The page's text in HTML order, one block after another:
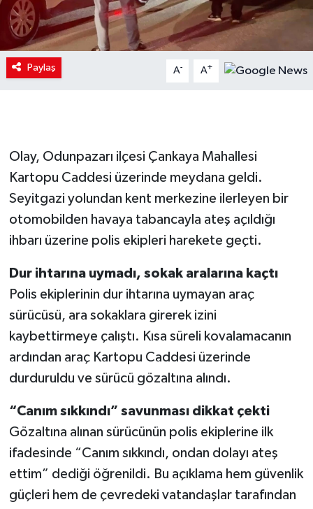
Paylaş A- A+
Olay, Odunpazarı ilçesi Çankaya Mahallesi
Kartopu Caddesi üzerinde meydana geldi.
Seyitgazi yolundan kent merkezine ilerleyen bir
otomobilden havaya tabancayla ateş açıldığı
ihbarı üzerine polis ekipleri harekete geçti.
Dur ihtarına uymadı, sokak aralarına kaçtı
Polis ekiplerinin dur ihtarına uymayan araç
sürücüsü, ara sokaklara girerek izini
kaybettirmeye çalıştı. Kısa süreli kovalamacanın
ardından araç Kartopu Caddesi üzerinde
durduruldu ve sürücü gözaltına alındı.
“Canım sıkkındı” savunması dikkat çekti
Gözaltına alınan sürücünün polis ekiplerine ilk
ifadesinde “Canım sıkkındı, ondan dolayı ateş
ettim” dediği öğrenildi. Bu açıklama hem güvenlik
güçleri hem de çevredeki vatandaşlar tarafından